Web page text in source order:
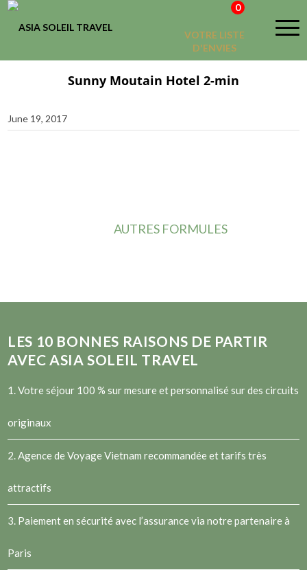
VOTRE LISTE
D'ENVIES
0
Sunny Moutain Hotel 2-min
June 19, 2017
AUTRES FORMULES
LES 10 BONNES RAISONS DE PARTIR
AVEC ASIA SOLEIL TRAVEL
1. Votre séjour 100 % sur mesure et personnalisé sur des circuits
originaux
2.Agence de Voyage Vietnam recommandée et tarifs très
attractifs
3. Paiement en sécurité avec l’assurance via notre partenaire à
Paris